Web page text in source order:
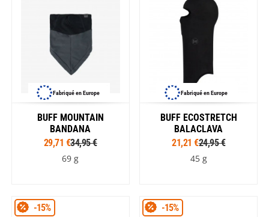
Fabriqué en Europe
BUFF MOUNTAIN
BANDANA
29,71 €34,95 €
69 g
Fabriqué en Europe
BUFF ECOSTRETCH
BALACLAVA
21,21 €24,95 €
45 g
-15% -15%